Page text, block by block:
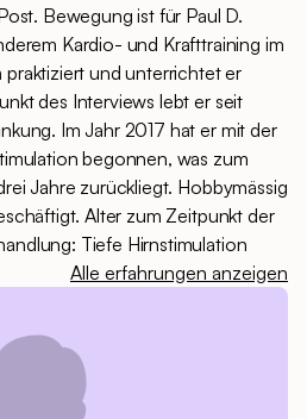
Bewegung ist für Paul D.
Kardio- und Krafttraining im
praktiziert und unterrichtet er
des Interviews lebt er seit
Im Jahr 2017 hat er mit der
begonnen, was zum
Jahre zurückliegt. Hobbymässig
Alter zum Zeitpunkt der
Tiefe Hirnstimulation
Alle erfahrungen anzeigen